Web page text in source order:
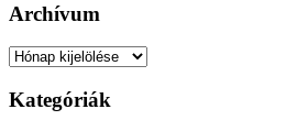
Archívum
Archívum
Kategóriák